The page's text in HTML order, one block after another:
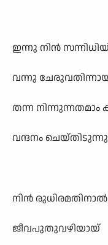
ഇന്നു നിൻ
വന്നു
തന്ന നിന്നുന്നതമാം
വന്ദനം ചെയ്തിടുന്നു
നിൻ രുധിരമതിനാൽ
ജീവപുതുവഴിയായ്